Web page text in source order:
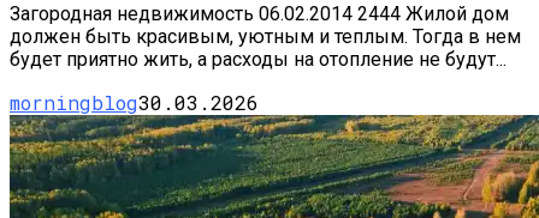
Загородная недвижимость 06.02.2014 2444 Жилой дом
должен быть красивым, уютным и теплым. Тогда в нем
будет приятно жить, а расходы на отопление не будут...
morningblog30.03.2026